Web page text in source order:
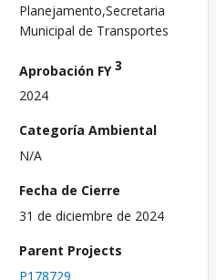
Planejamento,Secretaria
Municipal de Transportes
Aprobación FY3
2024
Categoría Ambiental
N/A
Fecha de Cierre
31 de diciembre de 2024
Parent Projects
P178729